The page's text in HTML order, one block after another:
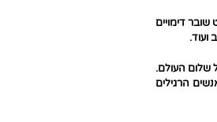
דימויים
ועוד.
שלום העולם.
הרגילים